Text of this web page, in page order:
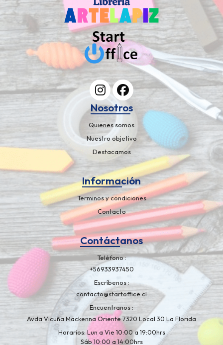
Nosotros
Quienes somos
Nuestro objetivo
Destacamos
Información
Terminos y condiciones
Contacto
Contáctanos
Teléfono
+56933937450
Escríbenos
contacto@startoffice.cl
Encuentranos
Avda Vicuña Mackenna Oriente 7320 Local 30 La Florida
Horarios: Lun a Vie 10:00 a 19:00hrs
Sáb 10:00 a 14:00hrs